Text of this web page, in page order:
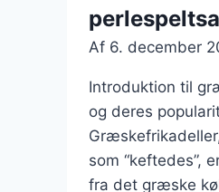
Af 6. december
Introduktion til
og deres
som “keftedes”,
fra det græske